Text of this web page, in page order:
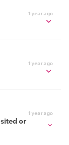
1 year ago
1 year ago
1 year ago
or